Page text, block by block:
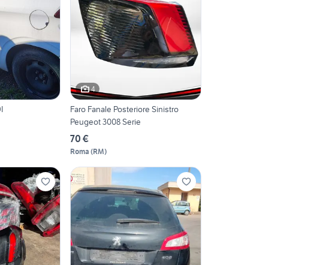
4
Faro Fanale Posteriore Sinistro
Peugeot 3008 Serie
70 €
Roma (RM)